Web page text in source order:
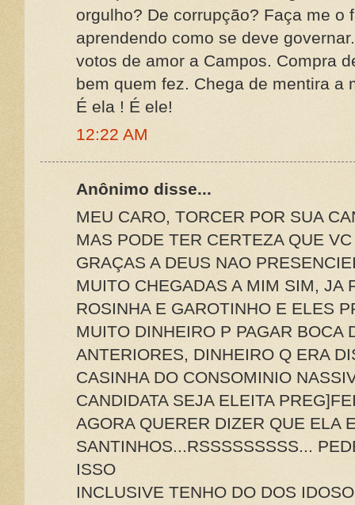
orgulho? De corrupção? Faça me o
aprendendo como se deve
votos de amor a Campos. Compra
bem quem fez. Chega de mentira a
É ela ! É ele!
12:22 AM
Anônimo disse...
MEU CARO, TORCER POR SUA
MAS PODE TER CERTEZA QUE
GRAÇAS A DEUS NAO
MUITO CHEGADAS A MIM SIM, JA
ROSINHA E GAROTINHO E ELES
MUITO DINHEIRO P PAGAR BOCA
ANTERIORES, DINHEIRO Q ERA
CASINHA DO CONSOMINIO
CANDIDATA SEJA ELEITA
AGORA QUERER DIZER QUE ELA
SANTINHOS...RSSSSSSSSS...
ISSO
INCLUSIVE TENHO DO DOS